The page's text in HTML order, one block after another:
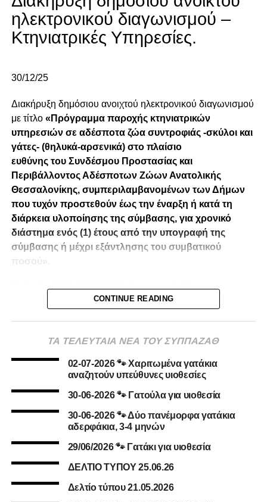
ηλεκτρονικού διαγωνισμού –
Κτηνιατρικές Υπηρεσίες.
30/12/25
Διακήρυξη δημόσιου ανοιχτού ηλεκτρονικού διαγωνισμού
με τίτλο «Πρόγραμμα παροχής κτηνιατρικών
υπηρεσιών σε αδέσποτα ζώα συντροφιάς -σκύλοι και
γάτες- (θηλυκά-αρσενικά) στο πλαίσιο
ευθύνης του Συνδέσμου Προστασίας και
Περιβάλλοντος Αδέσποτων Ζώων Ανατολικής
Θεσσαλονίκης, συμπεριλαμβανομένων των Δήμων
που τυχόν προστεθούν έως την έναρξη ή κατά τη
διάρκεια υλοποίησης της σύμβασης, για χρονικό
διάστημα ενός (1) έτους από την υπογραφή της
σύμβασης ή μέχρι εξάντλησης του συμβατικού
ποσού»
Κωδικός CPV: 85200000-1 Κτηνιατρικές Υπηρεσίες
7. ΠΕΡΙΛΗΨΗ ΔΙΑΚΗΡΥΞΗΣ.s1
CONTINUE READING
ΤΑ ΤΕΛΕΥΤΑΙΑ ΝΕΑ ΤΟΥ ΣΥΠΠΑΖΑΘ
02-07-2026 🐾 Χαριτωμένα γατάκια
αναζητούν υπεύθυνες υιοθεσίες
30-06-2026 🐾 Γατούλα για υιοθεσία
30-06-2026 🐾 Δύο πανέμορφα γατάκια
αδερφάκια, 3-4 μηνών
29/06/2026 🐾 Γατάκι για υιοθεσία
ΔΕΛΤΙΟ ΤΥΠΟΥ 25.06.26
Δελτίο τύπου 21.05.2026